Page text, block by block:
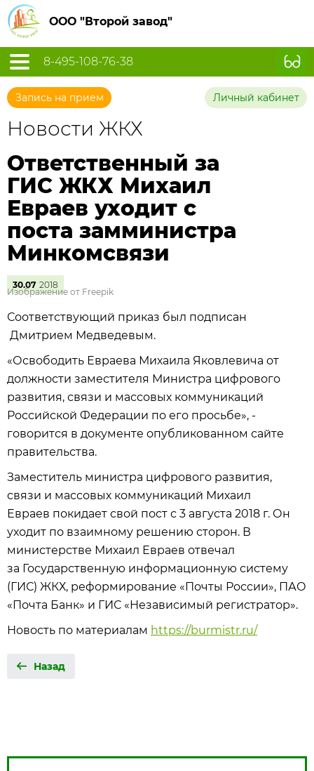
ООО "Второй завод"
8-495-108-76-38
Запись на прием Личный кабинет
Новости ЖКХ
Ответственный за
ГИС ЖКХ Михаил
Евраев уходит с
поста замминистра
Минкомсвязи
30.07 2018
Изображение от Freepik
Соответствующий приказ был подписан
Дмитрием Медведевым.
«Освободить Евраева Михаила Яковлевича от
должности заместителя Министра цифрового
развития, связи и массовых коммуникаций
Российской Федерации по его просьбе», -
говорится в документе опубликованном сайте
правительства.
Заместитель министра цифрового развития,
связи и массовых коммуникаций Михаил
Евраев покидает свой пост с 3 августа 2018 г. Он
уходит по взаимному решению сторон. В
министерстве Михаил Евраев отвечал
за Государственную информационную систему
(ГИС) ЖКХ, реформирование «Почты России», ПАО
«Почта Банк» и ГИС «Независимый регистратор».
Новость по материалам https://burmistr.ru/
Назад